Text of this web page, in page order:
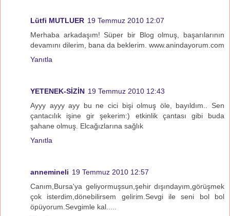
Lütfi MUTLUER 19 Temmuz 2010 12:07
Merhaba arkadaşım! Süper bir Blog olmuş, başarılarının
devamını dilerim, bana da beklerim. www.anindayorum.com
Yanıtla
YETENEK-SİZİN 19 Temmuz 2010 12:43
Ayyy ayyy ayy bu ne cici bişi olmuş öle, bayıldım.. Sen
çantacılık işine gir şekerim:) etkinlik çantası gibi buda
şahane olmuş. Elcağızlarına sağlık
Yanıtla
annemineli 19 Temmuz 2010 12:57
Canım,Bursa'ya geliyormuşsun,şehir dışındayım,görüşmek
çok isterdim,dönebilirsem gelirim.Sevgi ile seni bol bol
öpüyorum.Sevgimle kal.....